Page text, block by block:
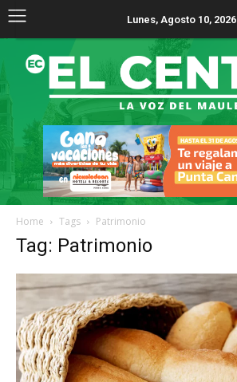
Lunes, Agosto 10, 2026
Home Tags Patrimonio
Tag: Patrimonio